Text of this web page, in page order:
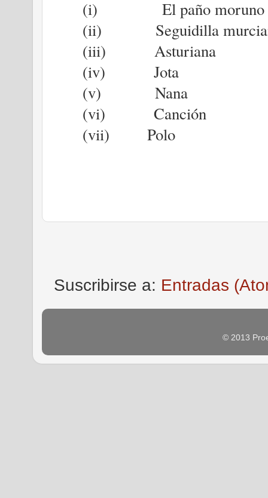
(i)
El paño moruno
(ii)
Seguidilla
(iii)
Asturiana
(iv)
Jota
(v)
Nana
(vi)
Canción
(vii)
Polo
Suscribirse a: Entradas
© 2013